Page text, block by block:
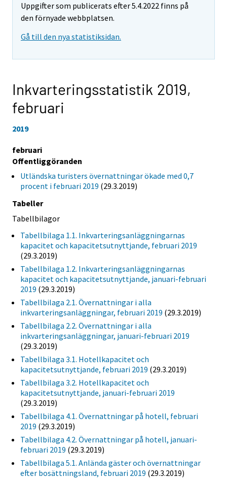
Uppgifter som publicerats efter 5.4.2022 finns på
den förnyade webbplatsen.
Gå till den nya statistiksidan.
Inkvarteringsstatistik 2019,
februari
2019
februari
Offentliggöranden
Utländska turisters övernattningar ökade med 0,7
procent i februari 2019 (29.3.2019)
Tabeller
Tabellbilagor
Tabellbilaga 1.1. Inkvarteringsanläggningarnas
kapacitet och kapacitetsutnyttjande, februari 2019
(29.3.2019)
Tabellbilaga 1.2. Inkvarteringsanläggningarnas
kapacitet och kapacitetsutnyttjande, januari-februari
2019 (29.3.2019)
Tabellbilaga 2.1. Övernattningar i alla
inkvarteringsanläggningar, februari 2019 (29.3.2019)
Tabellbilaga 2.2. Övernattningar i alla
inkvarteringsanläggningar, januari-februari 2019
(29.3.2019)
Tabellbilaga 3.1. Hotellkapacitet och
kapacitetsutnyttjande, februari 2019 (29.3.2019)
Tabellbilaga 3.2. Hotellkapacitet och
kapacitetsutnyttjande, januari-februari 2019
(29.3.2019)
Tabellbilaga 4.1. Övernattningar på hotell, februari
2019 (29.3.2019)
Tabellbilaga 4.2. Övernattningar på hotell, januari-
februari 2019 (29.3.2019)
Tabellbilaga 5.1. Anlända gäster och övernattningar
efter bosättningsland, februari 2019 (29.3.2019)